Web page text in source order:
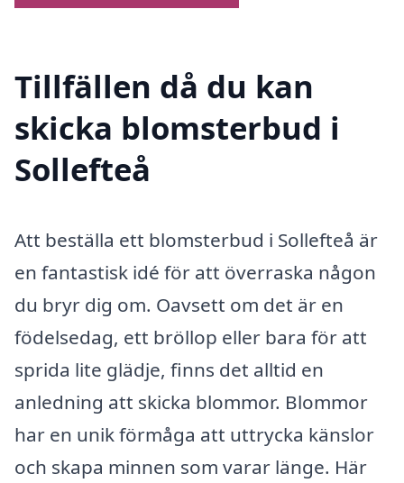
Tillfällen då du kan
skicka blomsterbud i
Sollefteå
Att beställa ett blomsterbud i Sollefteå är
en fantastisk idé för att överraska någon
du bryr dig om. Oavsett om det är en
födelsedag, ett bröllop eller bara för att
sprida lite glädje, finns det alltid en
anledning att skicka blommor. Blommor
har en unik förmåga att uttrycka känslor
och skapa minnen som varar länge. Här